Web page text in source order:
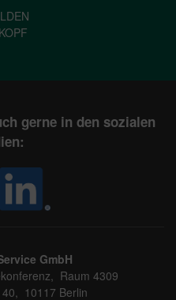
gerne in den sozialen
GmbH
Raum 4309
10117 Berlin